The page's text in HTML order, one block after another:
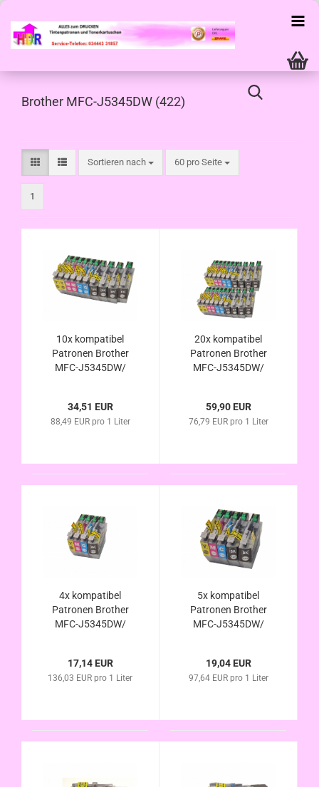
Brother MFC-J5345DW (422)
Sortieren nach
Sortieren nach 60 pro Seite
pro Seite
1
10x kompatibel
Patronen Brother
MFC-J5345DW/
34,51 EUR
88,49 EUR pro 1 Liter
20x kompatibel
Patronen Brother
MFC-J5345DW/
59,90 EUR
76,79 EUR pro 1 Liter
4x kompatibel
Patronen Brother
MFC-J5345DW/
17,14 EUR
136,03 EUR pro 1 Liter
5x kompatibel
Patronen Brother
MFC-J5345DW/
19,04 EUR
97,64 EUR pro 1 Liter